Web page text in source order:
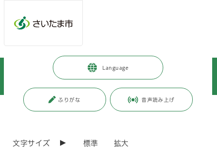
Language
ふりがな 音声読み上げ
文字サイズ 標準 拡大
健康・医療・福祉 > 食品・衛生 食品衛生
食品関係営業の手続き等
許可申請・営業届出の手続き >
更新日付：2025年12月4日 / ページ番号：C000098